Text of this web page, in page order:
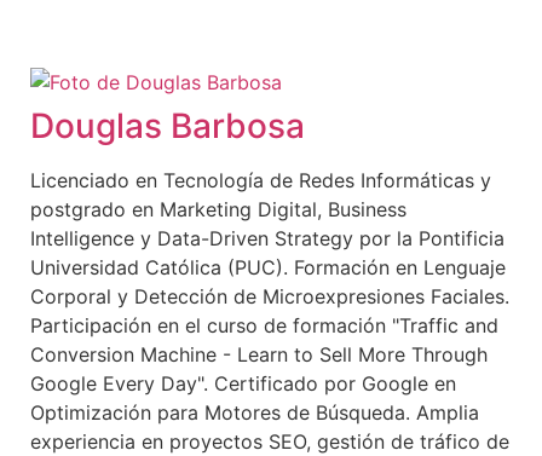
Douglas Barbosa
Licenciado en Tecnología de Redes Informáticas y
postgrado en Marketing Digital, Business
Intelligence y Data-Driven Strategy por la Pontificia
Universidad Católica (PUC). Formación en Lenguaje
Corporal y Detección de Microexpresiones Faciales.
Participación en el curso de formación "Traffic and
Conversion Machine - Learn to Sell More Through
Google Every Day". Certificado por Google en
Optimización para Motores de Búsqueda. Amplia
experiencia en proyectos SEO, gestión de tráfico de